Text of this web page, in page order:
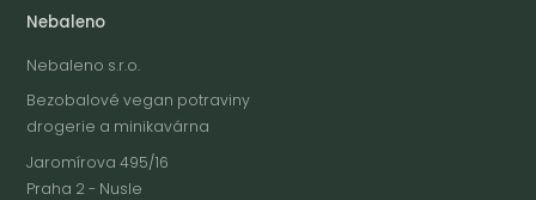
Nebaleno
Nebaleno s.r.o.
Bezobalové vegan potraviny
drogerie a minikavárna
Jaromírova 495/16
Praha 2 - Nusle